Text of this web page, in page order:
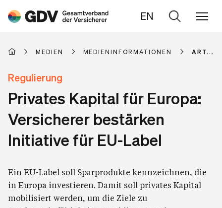
EN
Zur
MEDIEN MEDIENINFORMATIONEN
Regulierung
Privates Kapital für Europa:
Versicherer bestärken
Initiative für EU-Label
Ein EU-Label soll Sparprodukte kennzeichnen, die
in Europa investieren. Damit soll privates Kapital
mobilisiert werden, um die Ziele zu